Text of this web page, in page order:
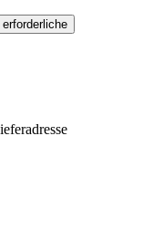
erforderliche